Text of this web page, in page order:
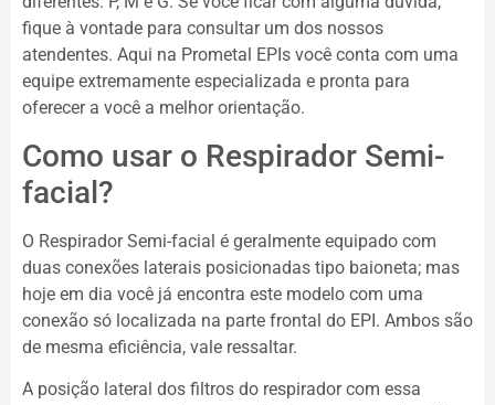
fique à vontade para consultar um dos nossos
atendentes. Aqui na Prometal EPIs você conta com uma
equipe extremamente especializada e pronta para
oferecer a você a melhor orientação.
Como usar o Respirador Semi-
facial?
O Respirador Semi-facial é geralmente equipado com
duas conexões laterais posicionadas tipo baioneta; mas
hoje em dia você já encontra este modelo com uma
conexão só localizada na parte frontal do EPI. Ambos são
de mesma eficiência, vale ressaltar.
A posição lateral dos filtros do respirador com essa